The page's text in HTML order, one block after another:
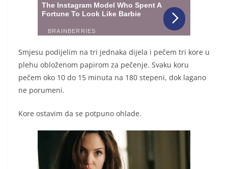
Smjesu podijelim na tri jednaka dijela i pečem tri kore u
plehu obloženom papirom za pečenje. Svaku koru
pečem oko 10 do 15 minuta na 180 stepeni, dok lagano
ne porumeni.
Kore ostavim da se potpuno ohlade.